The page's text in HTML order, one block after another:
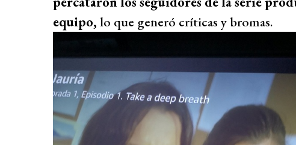
equipo, lo que generó críticas y bromas.